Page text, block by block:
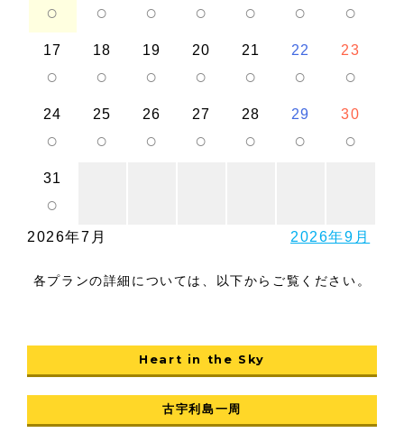
○ ○ ○ ○ ○ ○ ○
17
○
18
○
19
○
20
○
21
○
22
○
23
○
24
○
25
○
26
○
27
○
28
○
29
○
30
○
31
○
2026年7月 2026年9月
各プランの詳細については、以下からご覧ください。
Heart in the Sky
古宇利島一周